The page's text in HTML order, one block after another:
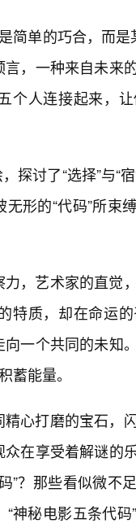
简单的巧合，而是
，一种来自未来
个人连接起来，
探讨了“选择”与“
形的“代码”所束
，艺术家的直觉
特质，却在命运
一个共同的未知
蓄能量。
心打磨的宝石，
在享受着解谜的
”？那些看似微不
神秘电影五条代